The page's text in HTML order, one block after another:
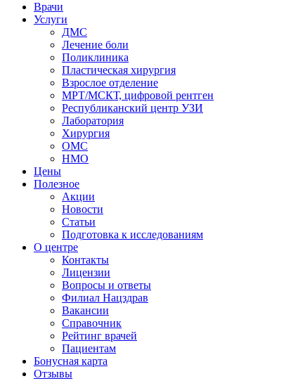
Врачи
Услуги
ДМС
Лечение боли
Поликлиника
Пластическая хирургия
Взрослое отделение
МРТ/МСКТ, цифровой рентген
Республиканский центр УЗИ
Лаборатория
Хирургия
ОМС
НМО
Цены
Полезное
Акции
Новости
Статьи
Подготовка к исследованиям
О центре
Контакты
Лицензии
Вопросы и ответы
Филиал Нацздрав
Вакансии
Справочник
Рейтинг врачей
Пациентам
Бонусная карта
Отзывы